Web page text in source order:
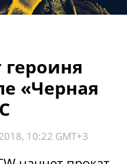
«Черная
10:22 GMT+3